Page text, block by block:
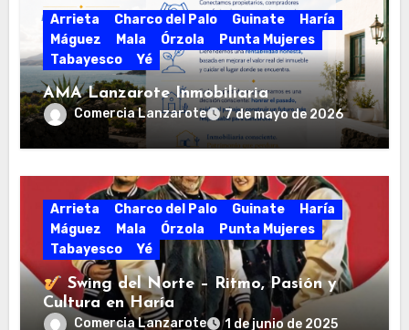
Arrieta Charco del Palo Guinate
Haría
Máguez
Mala Órzola
Punta Mujeres
Tabayesco
Yé
AMA Lanzarote Inmobiliaria
Comercia Lanzarote 7 de mayo de 2026
Arrieta Charco del Palo Guinate
Haría
Máguez
Mala Órzola
Punta Mujeres
Tabayesco
Yé
Swing del Norte – Ritmo, Pasión y
Cultura en Haría
Comercia Lanzarote 1 de junio de 2025